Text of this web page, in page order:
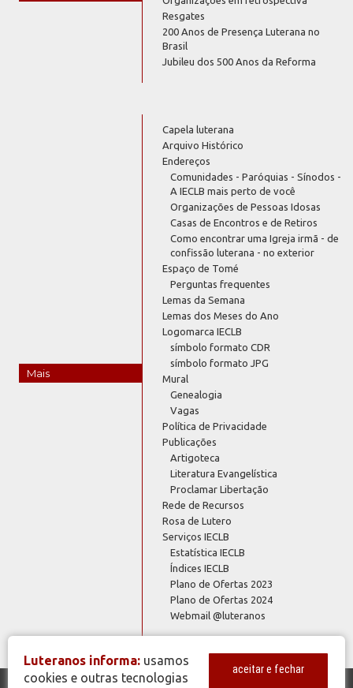
Resgates
200 Anos de Presença Luterana no
Brasil
Jubileu dos 500 Anos da Reforma
Mais
Capela luterana
Arquivo Histórico
Endereços
Comunidades - Paróquias - Sínodos -
A IECLB mais perto de você
Organizações de Pessoas Idosas
Casas de Encontros e de Retiros
Como encontrar uma Igreja irmã - de
confissão luterana - no exterior
Espaço de Tomé
Perguntas frequentes
Lemas da Semana
Lemas dos Meses do Ano
Logomarca IECLB
símbolo formato CDR
símbolo formato JPG
Mural
Genealogia
Vagas
Política de Privacidade
Publicações
Artigoteca
Literatura Evangelística
Proclamar Libertação
Rede de Recursos
Rosa de Lutero
Serviços IECLB
Estatística IECLB
Índices IECLB
Plano de Ofertas 2023
Plano de Ofertas 2024
Webmail @luteranos
Luteranos informa: usamos
cookies e outras tecnologias
aceitar e fechar